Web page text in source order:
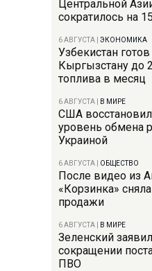
Центральной
сократилось на
6 АВГУСТА ЭКОНОМИКА
Узбекистан
Кыргызстану до
топлива в месяц
6 АВГУСТА В МИРЕ
США
уровень обмена
Украиной
6 АВГУСТА ОБЩЕСТВО
После видео из
«Корзинка»
продажи
6 АВГУСТА В МИРЕ
Зеленский
сокращении
ПВО